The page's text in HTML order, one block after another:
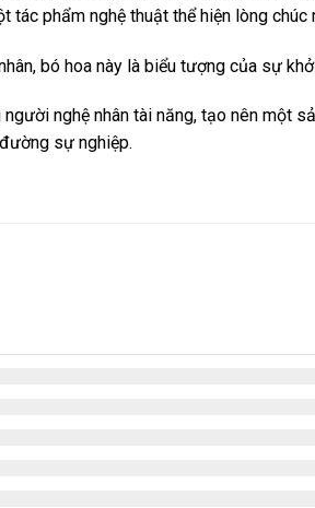
phẩm nghệ thuật thể hiện lòng chúc
bó hoa này là biểu tượng của sự
nghệ nhân tài năng, tạo nên một
sự nghiệp.